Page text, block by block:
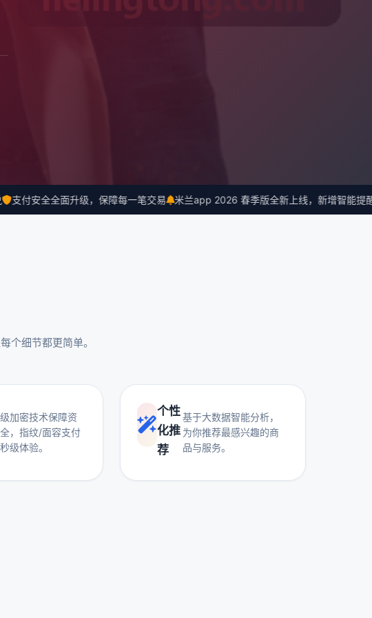
付安全全面升级，保障每一笔交易 米兰app 2026 春季版全新上线，新增智能提醒功
个细节都更简单。
加密技术保障资
，指纹/面容支付
级体验。
个性
化推
荐
基于大数据智能分析，
为你推荐最感兴趣的商
品与服务。